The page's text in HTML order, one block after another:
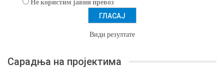
Не користим јавни превоз
Види резултате
Сарадња на пројектима